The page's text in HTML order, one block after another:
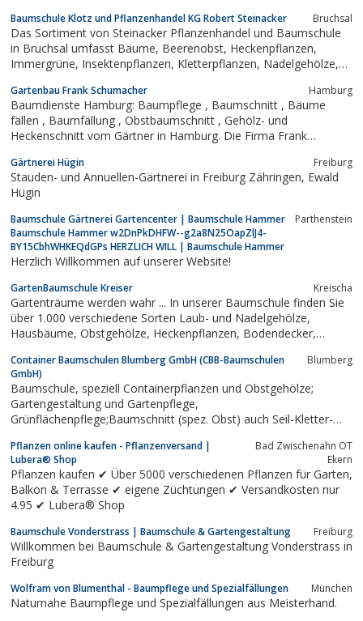
Baumschule Klotz und Pflanzenhandel KG Robert Steinacker Bruchsal
Das Sortiment von Steinacker Pflanzenhandel und Baumschule
in Bruchsal umfasst Bäume, Beerenobst, Heckenpflanzen,
Immergrüne, Insektenpflanzen, Kletterpflanzen, Nadelgehölze,
Gartenbau Frank Schumacher Hamburg
Baumdienste Hamburg: Baumpflege , Baumschnitt , Bäume
fällen , Baumfällung , Obstbaumschnitt , Gehölz- und
Heckenschnitt vom Gärtner in Hamburg. Die Firma Frank
Leistungsumfang zu den Themen Gehölzschnitt, Baumpflege,
Baumschnitt, Baumfällungund...
Gärtnerei Hügin Freiburg
Stauden- und Annuellen-Gärtnerei in Freiburg Zähringen, Ewald
Hügin
Baumschule Gärtnerei Gartencenter | Baumschule Hammer
Baumschule Hammer w2DnPkDHFW--g2a8N25OapZlJ4-
BY15CbhWHKEQdGPs HERZLICH WILL | Baumschule Hammer
Parthenstein
Herzlich Willkommen auf unserer Website!
GartenBaumschule Kreiser Kreischa
Gartenträume werden wahr ... In unserer Baumschule finden Sie
über 1.000 verschiedene Sorten Laub- und Nadelgehölze,
Hausbäume, Obstgehölze, Heckenpflanzen, Bodendecker,
Container Baumschulen Blumberg GmbH (CBB-Baumschulen
GmbH)
Blumberg
Baumschule, speziell Containerpflanzen und Obstgehölze;
Gartengestaltung und Gartenpflege,
Grünflächenpflege;Baumschnitt (spez. Obst) auch Seil-Kletter-
(Auch Notdienst); Pflasterarbeiten (Natur- und Betonstein)
Anlage von Gartenteichen
Pflanzen online kaufen - Pflanzenversand |
Lubera® Shop
Bad Zwischenahn OT
Ekern
Pflanzen kaufen ✔ Über 5000 verschiedenen Pflanzen für Garten,
Balkon & Terrasse ✔ eigene Züchtungen ✔ Versandkosten nur
4.95 ✔ Lubera® Shop
Baumschule Vonderstrass | Baumschule & Gartengestaltung Freiburg
Willkommen bei Baumschule & Gartengestaltung Vonderstrass in
Freiburg
Wolfram von Blumenthal - Baumpflege und Spezialfällungen München
Naturnahe Baumpflege und Spezialfällungen aus Meisterhand.